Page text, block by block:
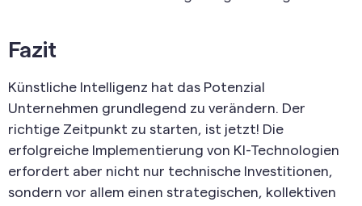
Fazit
Künstliche Intelligenz hat das Potenzial
Unternehmen grundlegend zu verändern. Der
richtige Zeitpunkt zu starten, ist jetzt! Die
erfolgreiche Implementierung von KI-Technologien
erfordert aber nicht nur technische Investitionen,
sondern vor allem einen strategischen, kollektiven